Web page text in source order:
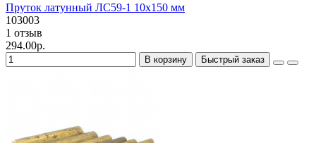
Пруток латунный ЛС59-1 10х150 мм
103003
1 отзыв
294.00р.
В корзину Быстрый заказ